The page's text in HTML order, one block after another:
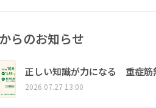
らのお知らせ
正しい知識が力になる 重症筋
2026.07.27 13:00